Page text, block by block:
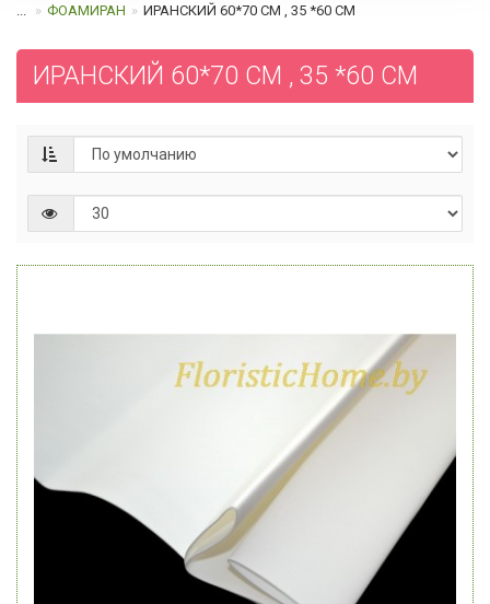
... ФОАМИРАН ИРАНСКИЙ 60*70 СМ , 35 *60 СМ
ИРАНСКИЙ 60*70 СМ , 35 *60 СМ